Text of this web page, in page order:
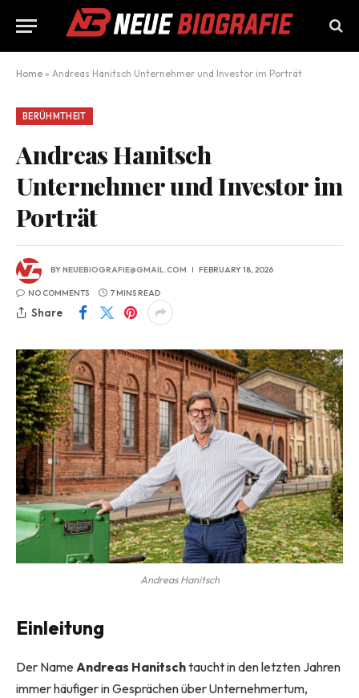
Home » Andreas Hanitsch Unternehmer und Investor im Porträt
BERÜHMTHEIT
Andreas Hanitsch
Unternehmer und Investor im
Porträt
BYNEUEBIOGRAFIE@GMAIL.COM FEBRUARY 18, 2026
NO COMMENTS 7 MINS READ
Share
Andreas Hanitsch
Einleitung
Der Name Andreas Hanitschtaucht in den letzten Jahren
immer häufiger in Gesprächen über Unternehmertum,